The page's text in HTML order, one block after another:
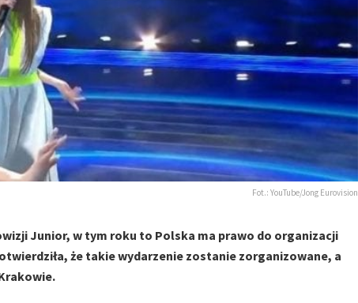
Fot.: YouTube/Jong Eurovision
Junior, w tym roku to Polska ma prawo do organizacji
że takie wydarzenie zostanie zorganizowane, a